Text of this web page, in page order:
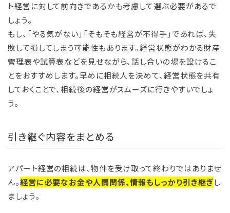
ト経営に対して前向きであるかも考慮して選ぶ必要があるで
しょう。
もし、「やる気がない」「そもそも経営が不得手」であれば、失
敗して損してしまう可能性もあります。経営状態がわかる財産
管理表や試算表などを見せながら、話し合いの場を設けるこ
とをおすすめします。早めに相続人を決めて、経営状態を共有
しておくことで、相続後の経営がスムーズに行きやすいでしょ
う。
引き継ぐ内容をまとめる
アパート経営の相続は、物件を受け取って終わりではありませ
ん。経営に必要なお金や人間関係、情報もしっかり引き継ぎし
ましょう。